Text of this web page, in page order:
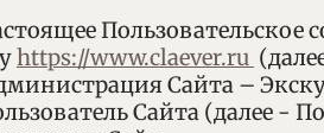
https://www.claever.ru
Сайта –
Сайта (далее -